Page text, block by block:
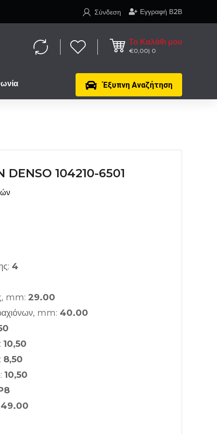
Εγγραφή Β2Β
Σύνδεση
Το Καλάθι μου
€0,00 0
Έξυπνη Αναζήτηση
104210-6501
4
mm: 29.00
mm: 40.00
10,50
8,50
10,50
49.00